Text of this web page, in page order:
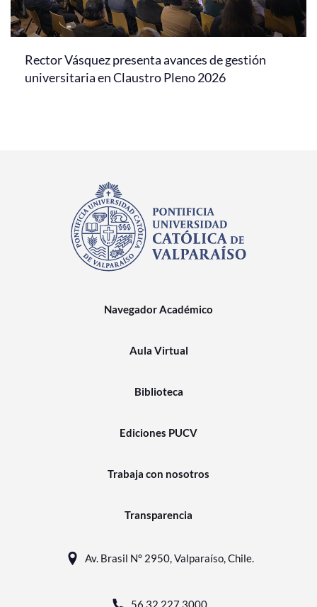
Rector Vásquez presenta avances de gestión
universitaria en Claustro Pleno 2026
Navegador Académico
Aula Virtual
Biblioteca
Ediciones PUCV
Trabaja con nosotros
Transparencia
Av. Brasil N° 2950, Valparaíso, Chile.
56 32 227 3000